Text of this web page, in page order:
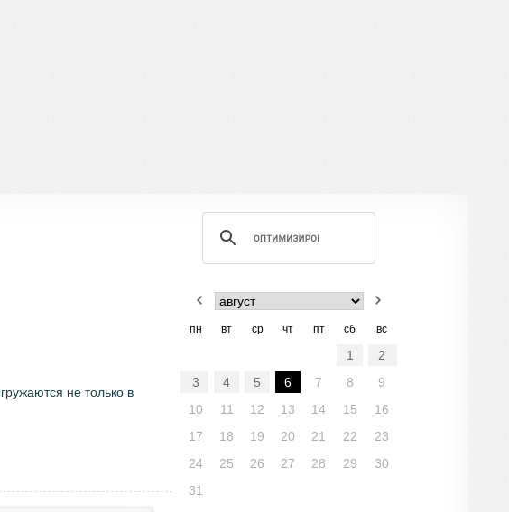
не только в
пн вт ср чт пт сб вс
1
2
3
4 5 6 7 8
9
10
11 12 13 14 15
16
17
18 19 20 21 22
23
24
25 26 27 28 29
30
31